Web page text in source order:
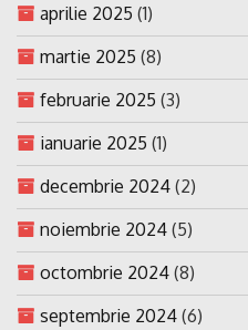
aprilie 2025 (1)
martie 2025 (8)
februarie 2025 (3)
ianuarie 2025 (1)
decembrie 2024 (2)
noiembrie 2024 (5)
octombrie 2024 (8)
septembrie 2024 (6)